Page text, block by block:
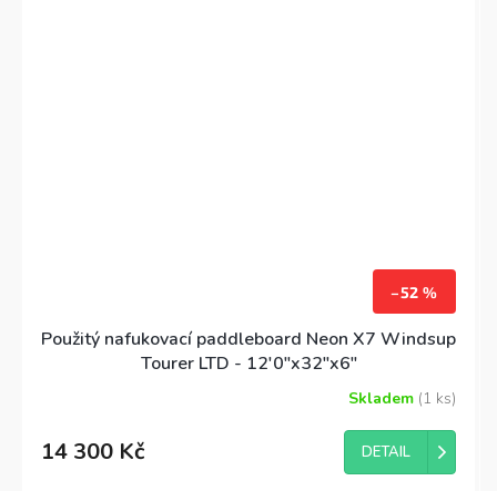
–52 %
Použitý nafukovací paddleboard Neon X7 Windsup
Tourer LTD - 12'0"x32"x6"
Skladem (1 ks)
14 300 Kč DETAIL